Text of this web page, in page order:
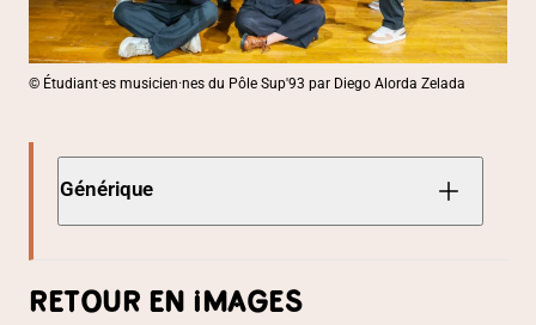
© Étudiant·es musicien·nes du Pôle Sup'93 par Diego Alorda Zelada
Générique
RETOUR EN IMAGES